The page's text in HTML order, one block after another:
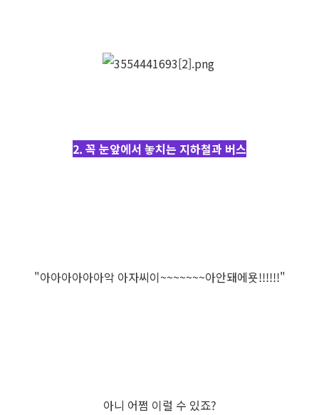
2. 꼭 눈앞에서 놓치는 지하철과 버스
"아아아아아아악 아자씨이~~~~~~~아안돼에욧!!!!!!"
아니 어쩜 이럴 수 있죠?